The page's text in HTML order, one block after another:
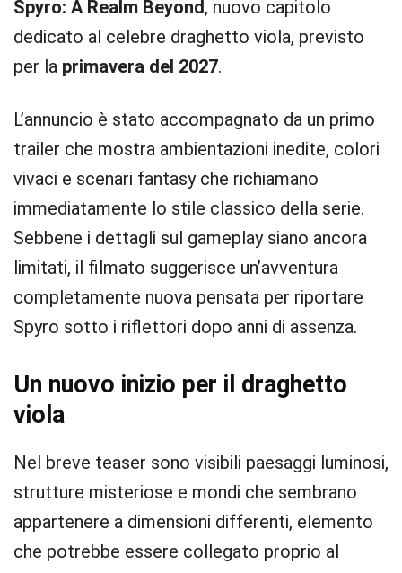
Spyro: A Realm Beyond, nuovo capitolo
dedicato al celebre draghetto viola, previsto
per la primavera del 2027.
L’annuncio è stato accompagnato da un primo
trailer che mostra ambientazioni inedite, colori
vivaci e scenari fantasy che richiamano
immediatamente lo stile classico della serie.
Sebbene i dettagli sul gameplay siano ancora
limitati, il filmato suggerisce un’avventura
completamente nuova pensata per riportare
Spyro sotto i riflettori dopo anni di assenza.
Un nuovo inizio per il draghetto
viola
Nel breve teaser sono visibili paesaggi luminosi,
strutture misteriose e mondi che sembrano
appartenere a dimensioni differenti, elemento
che potrebbe essere collegato proprio al